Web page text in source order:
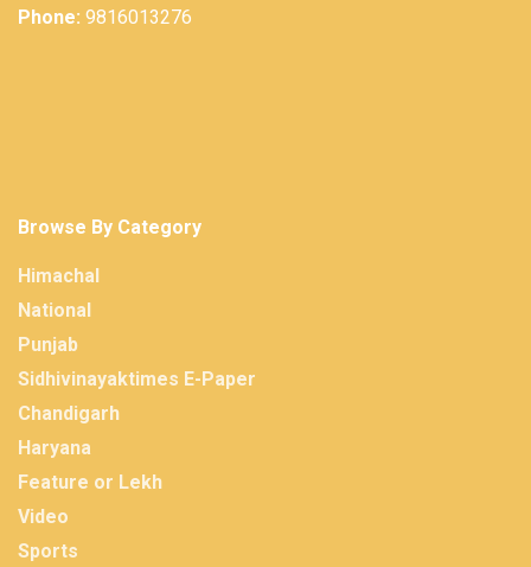
Phone: 9816013276
Browse By Category
Himachal
National
Punjab
Sidhivinayaktimes E-Paper
Chandigarh
Haryana
Feature or Lekh
Video
Sports